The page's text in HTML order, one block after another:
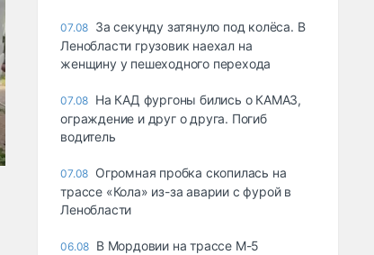
07.08 За секунду затянуло под колёса. В
Ленобласти грузовик наехал на
женщину у пешеходного перехода
07.08 На КАД фургоны бились о КАМАЗ,
ограждение и друг о друга. Погиб
водитель
07.08 Огромная пробка скопилась на
трассе «Кола» из-за аварии с фурой в
Ленобласти
06.08 В Мордовии на трассе М-5